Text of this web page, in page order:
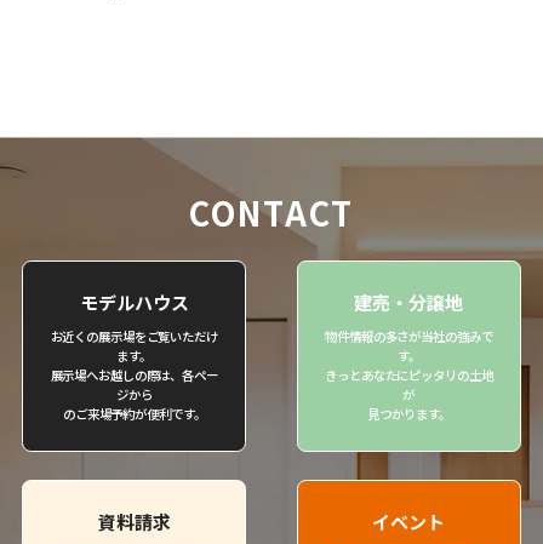
CONTACT
モデルハウス
お近くの展示場をご覧いただけ
ます。
展示場へお越しの際は、各ペー
ジから
のご来場予約が便利です。
建売・分譲地
物件情報の多さが当社の強みで
す。
きっとあなたにピッタリの土地
が
見つかります。
資料請求 イベント